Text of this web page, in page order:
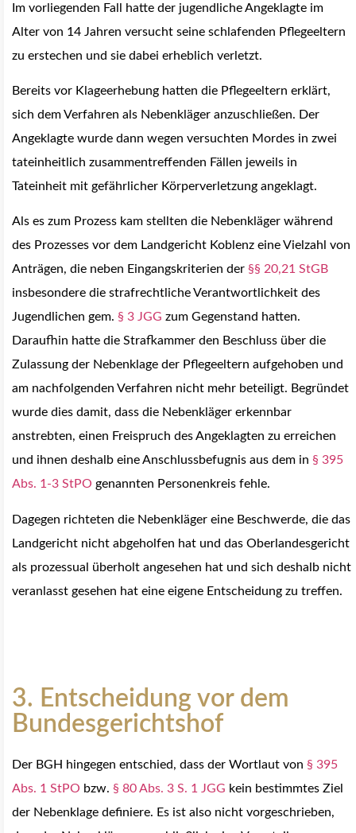
Im vorliegenden Fall hatte der jugendliche Angeklagte im
Alter von 14 Jahren versucht seine schlafenden Pflegeeltern
zu erstechen und sie dabei erheblich verletzt.
Bereits vor Klageerhebung hatten die Pflegeeltern erklärt,
sich dem Verfahren als Nebenkläger anzuschließen. Der
Angeklagte wurde dann wegen versuchten Mordes in zwei
tateinheitlich zusammentreffenden Fällen jeweils in
Tateinheit mit gefährlicher Körperverletzung angeklagt.
Als es zum Prozess kam stellten die Nebenkläger während
des Prozesses vor dem Landgericht Koblenz eine Vielzahl von
Anträgen, die neben Eingangskriterien der §§ 20,21 StGB
insbesondere die strafrechtliche Verantwortlichkeit des
Jugendlichen gem. § 3 JGG zum Gegenstand hatten.
Daraufhin hatte die Strafkammer den Beschluss über die
Zulassung der Nebenklage der Pflegeeltern aufgehoben und
am nachfolgenden Verfahren nicht mehr beteiligt. Begründet
wurde dies damit, dass die Nebenkläger erkennbar
anstrebten, einen Freispruch des Angeklagten zu erreichen
und ihnen deshalb eine Anschlussbefugnis aus dem in § 395
Abs. 1-3 StPO genannten Personenkreis fehle.
Dagegen richteten die Nebenkläger eine Beschwerde, die das
Landgericht nicht abgeholfen hat und das Oberlandesgericht
als prozessual überholt angesehen hat und sich deshalb nicht
veranlasst gesehen hat eine eigene Entscheidung zu treffen.
3. Entscheidung vor dem
Bundesgerichtshof
Der BGH hingegen entschied, dass der Wortlaut von § 395
Abs. 1 StPO bzw. § 80 Abs. 3 S. 1 JGG kein bestimmtes Ziel
der Nebenklage definiere. Es ist also nicht vorgeschrieben,